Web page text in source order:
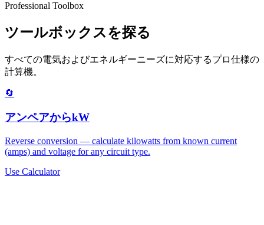
Professional Toolbox
ツールボックスを探る
すべての電気およびエネルギーニーズに対応するプロ仕様の
計算機。
🔄
アンペアからkW
Reverse conversion — calculate kilowatts from known current
(amps) and voltage for any circuit type.
Use Calculator